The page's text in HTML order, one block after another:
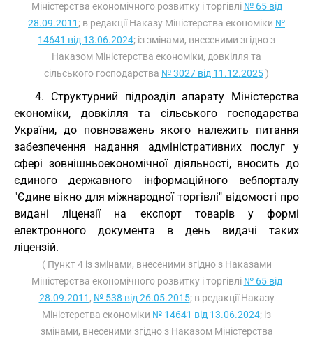
Міністерства економічного розвитку і торгівлі № 65 від
28.09.2011 ; в редакції Наказу Міністерства економіки №
14641 від 13.06.2024; із змінами, внесеними згідно з
Наказом Міністерства економіки, довкілля та
сільського господарства № 3027 від 11.12.2025)
4. Структурний підрозділ апарату Міністерства
економіки, довкілля та сільського господарства
України, до повноважень якого належить питання
забезпечення надання адміністративних послуг у
сфері зовнішньоекономічної діяльності, вносить до
єдиного державного інформаційного вебпорталу
"Єдине вікно для міжнародної торгівлі" відомості про
видані ліцензії на експорт товарів у формі
електронного документа в день видачі таких
ліцензій.
( Пункт 4 із змінами, внесеними згідно з Наказами
Міністерства економічного розвитку і торгівлі № 65 від
28.09.2011 , № 538 від 26.05.2015; в редакції Наказу
Міністерства економіки № 14641 від 13.06.2024; із
змінами, внесеними згідно з Наказом Міністерства